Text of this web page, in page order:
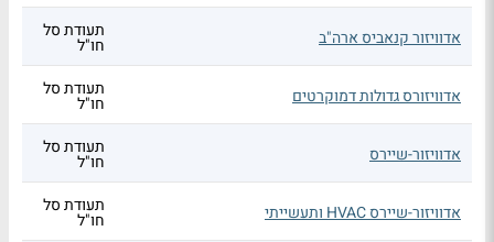
אדוויזור קנאביס ארה"ב תעודת סל
חו"ל
אדוויזורס גדולות דמוקרטים תעודת סל
חו"ל
אדוויזור-שיירס תעודת סל
חו"ל
אדוויזור-שיירס HVAC ותעשייתי תעודת סל
חו"ל